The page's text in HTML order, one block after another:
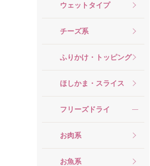
ウェットタイプ
チーズ系
ふりかけ・トッピング
ほしかま・スライス
フリーズドライ
お肉系
お魚系